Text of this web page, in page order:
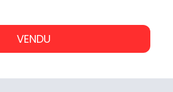
plus sur l'artiste
VENDU